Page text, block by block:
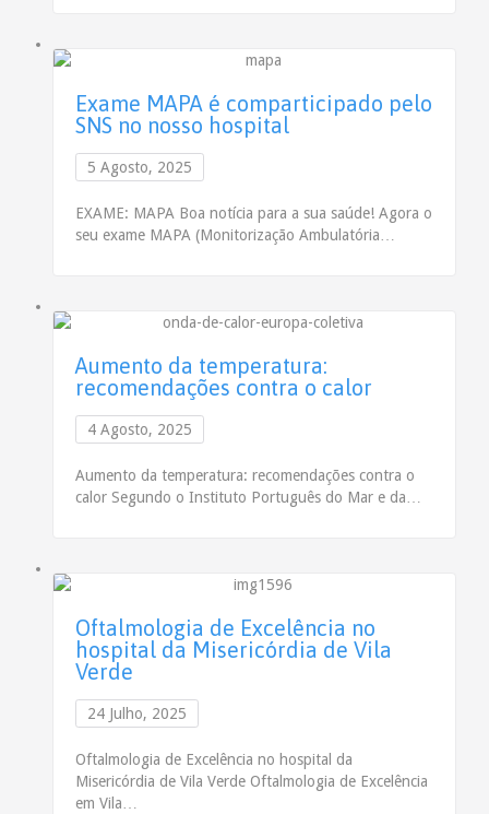
Exame MAPA é comparticipado pelo
SNS no nosso hospital
5 Agosto, 2025
EXAME: MAPA Boa notícia para a sua saúde! Agora o
seu exame MAPA (Monitorização Ambulatória…
Aumento da temperatura:
recomendações contra o calor
4 Agosto, 2025
Aumento da temperatura: recomendações contra o
calor Segundo o Instituto Português do Mar e da…
Oftalmologia de Excelência no
hospital da Misericórdia de Vila
Verde
24 Julho, 2025
Oftalmologia de Excelência no hospital da
Misericórdia de Vila Verde Oftalmologia de Excelência
em Vila…